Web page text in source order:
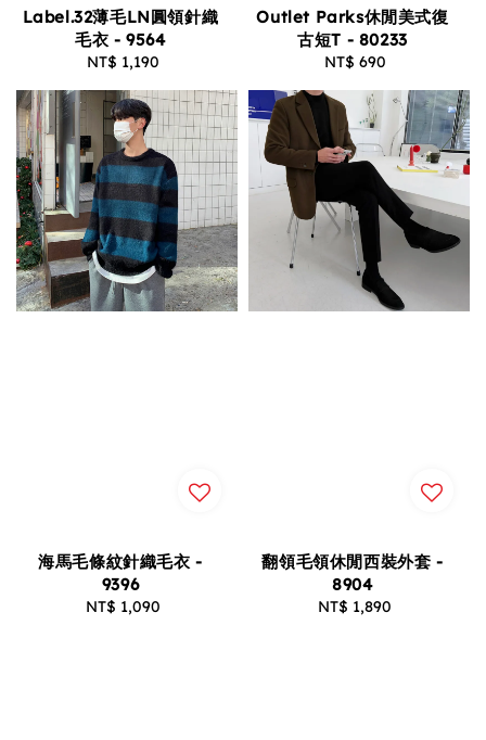
Label.32薄毛LN圓領針織
毛衣 - 9564
Regular
NT$ 1,190
Outlet Parks休閒美式復
古短T - 80233
Regular
NT$ 690
海馬毛條紋針織毛衣 -
9396
Regular
NT$ 1,090
翻領毛領休閒西裝外套 -
8904
Regular
NT$ 1,890